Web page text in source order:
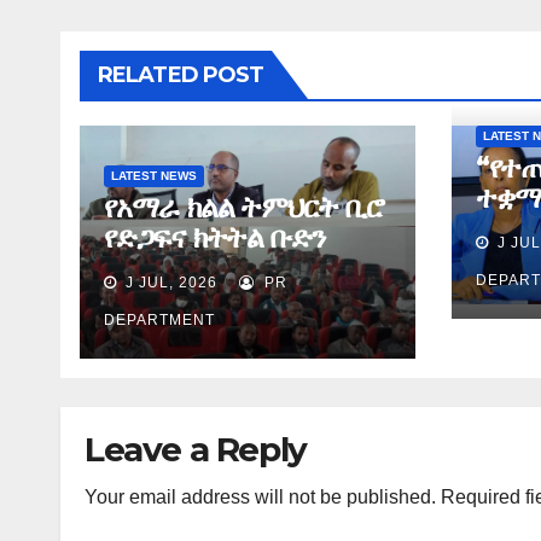
RELATED POST
LATEST NEWS
የአማራ ክልል ትምህርት ቢሮ
የድጋፍና ክትትል ቡድን
የማጠቃለያ ግብረ መልስ ሰጠ
J JUL, 2026 PR
DEPARTMENT
LATEST
J
Leave a Reply
Your email address will not be published. Required